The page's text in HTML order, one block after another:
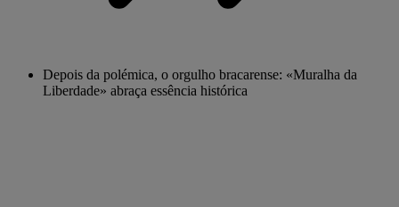
Depois da polémica, o orgulho bracarense: «Muralha da
Liberdade» abraça essência histórica